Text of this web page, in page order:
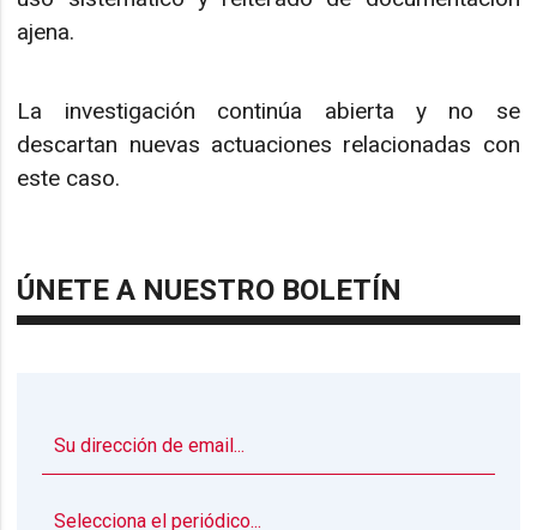
ajena.
La investigación continúa abierta y no se
descartan nuevas actuaciones relacionadas con
este caso.
ÚNETE A NUESTRO BOLETÍN